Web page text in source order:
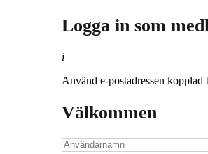
Logga in som
i
Använd e-postadressen
Välkommen